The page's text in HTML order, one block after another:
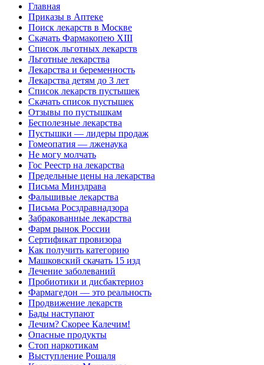
Главная
Приказы в Аптеке
Поиск лекарств в Москве
Скачать Фармакопею XIII
Список льготных лекарств
Льготные лекарства
Лекарства и беременность
Лекарства детям до 3 лет
Список лекарств пустышек
Скачать список пустышек
Отзывы по пустышкам
Бесполезные лекарства
Пустышки — лидеры продаж
Гомеопатия — лженаука
Не могу молчать
Гос Реестр на лекарства
Предельные цены на лекарства
Письма Минздрава
Фальшивые лекарства
Письма Росздравнадзора
Забракованные лекарства
Фарм рынок России
Сертификат провизора
Как получить категорию
Машковский скачать 15 изд
Лечение заболеваний
Пробиотики и дисбактериоз
Фармагедон — это реальность
Продвижение лекарств
Бады наступают
Лечим? Скорее Калечим!
Опасные продукты
Стоп наркотикам
Выступление Рошаля